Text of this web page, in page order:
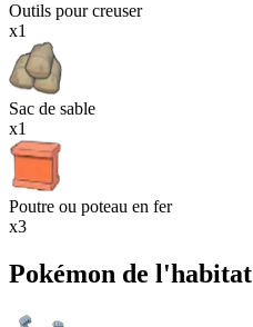
Outils pour creuser
x1
Sac de sable
x1
Poutre ou poteau en fer
x3
Pokémon de l'habitat